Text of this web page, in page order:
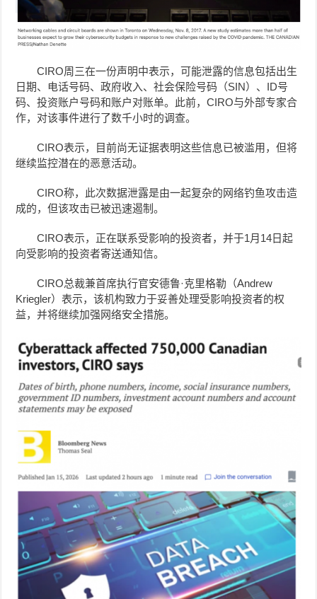
CIRO周三在一份声明中表示，可能泄露的信息包括出生
日期、电话号码、政府收入、社会保险号码（SIN）、ID号
码、投资账户号码和账户对账单。此前，CIRO与外部专家合
作，对该事件进行了数千小时的调查。
CIRO表示，目前尚无证据表明这些信息已被滥用，但将
继续监控潜在的恶意活动。
CIRO称，此次数据泄露是由一起复杂的网络钓鱼攻击造
成的，但该攻击已被迅速遏制。
CIRO表示，正在联系受影响的投资者，并于1月14日起
向受影响的投资者寄送通知信。
CIRO总裁兼首席执行官安德鲁·克里格勒（Andrew
Kriegler）表示，该机构致力于妥善处理受影响投资者的权
益，并将继续加强网络安全措施。